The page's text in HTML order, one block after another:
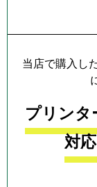
当店で購入し
プリンタ
対